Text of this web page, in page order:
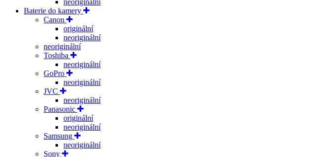
neoriginální
Baterie do kamery
Canon
originální
neoriginální
neoriginální
Toshiba
neoriginální
GoPro
neoriginální
JVC
neoriginální
Panasonic
originální
neoriginální
Samsung
neoriginální
Sony